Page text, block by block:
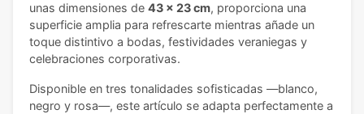
unas dimensiones de 43 x 23 cm, proporciona una
superficie amplia para refrescarte mientras añade un
toque distintivo a bodas, festividades veraniegas y
celebraciones corporativas.
Disponible en tres tonalidades sofisticadas —blanco,
negro y rosa—, este artículo se adapta perfectamente a